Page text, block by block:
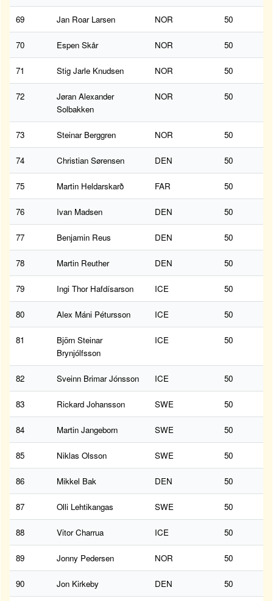
69 Jan Roar Larsen NOR 50
70 Espen Skår NOR 50
71 Stig Jarle Knudsen NOR 50
72
Jøran Alexander
Solbakken
NOR 50
73 Steinar Berggren NOR 50
74 Christian Sørensen DEN 50
75 Martin Heldarskarð FAR 50
76 Ivan Madsen DEN 50
77 Benjamin Reus DEN 50
78 Martin Reuther DEN 50
79 Ingi Thor Hafdísarson ICE 50
80 Alex Máni Pétursson ICE 50
81
Björn Steinar
Brynjólfsson
ICE 50
82 Sveinn Brimar Jónsson ICE 50
83 Rickard Johansson SWE 50
84 Martin Jangeborn SWE 50
85 Niklas Olsson SWE 50
86 Mikkel Bak DEN 50
87 Olli Lehtikangas SWE 50
88 Vitor Charrua ICE 50
89 Jonny Pedersen NOR 50
90 Jon Kirkeby DEN 50